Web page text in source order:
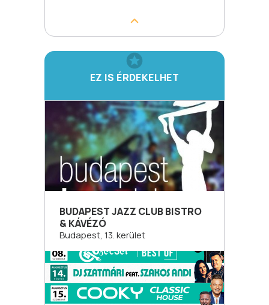
EZ IS ÉRDEKELHET
BUDAPEST JAZZ CLUB BISTRO
& KÁVÉZÓ
Budapest, 13. kerület